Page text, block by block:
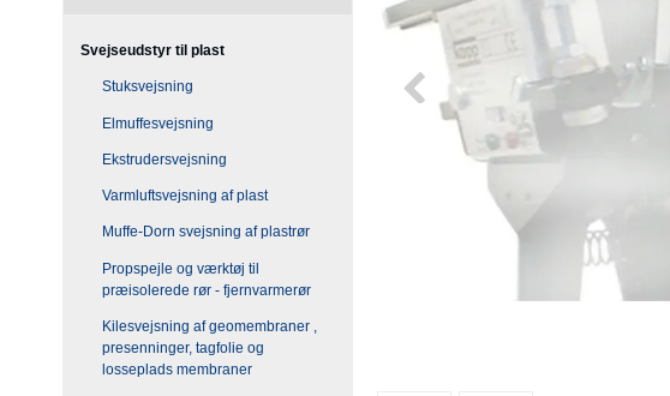
Svejseudstyr til plast
Stuksvejsning
Elmuffesvejsning
Ekstrudersvejsning
Varmluftsvejsning af plast
Muffe-Dorn svejsning af plastrør
Propspejle og værktøj til
præisolerede rør - fjernvarmerør
Kilesvejsning af geomembraner ,
presenninger, tagfolie og
losseplads membraner